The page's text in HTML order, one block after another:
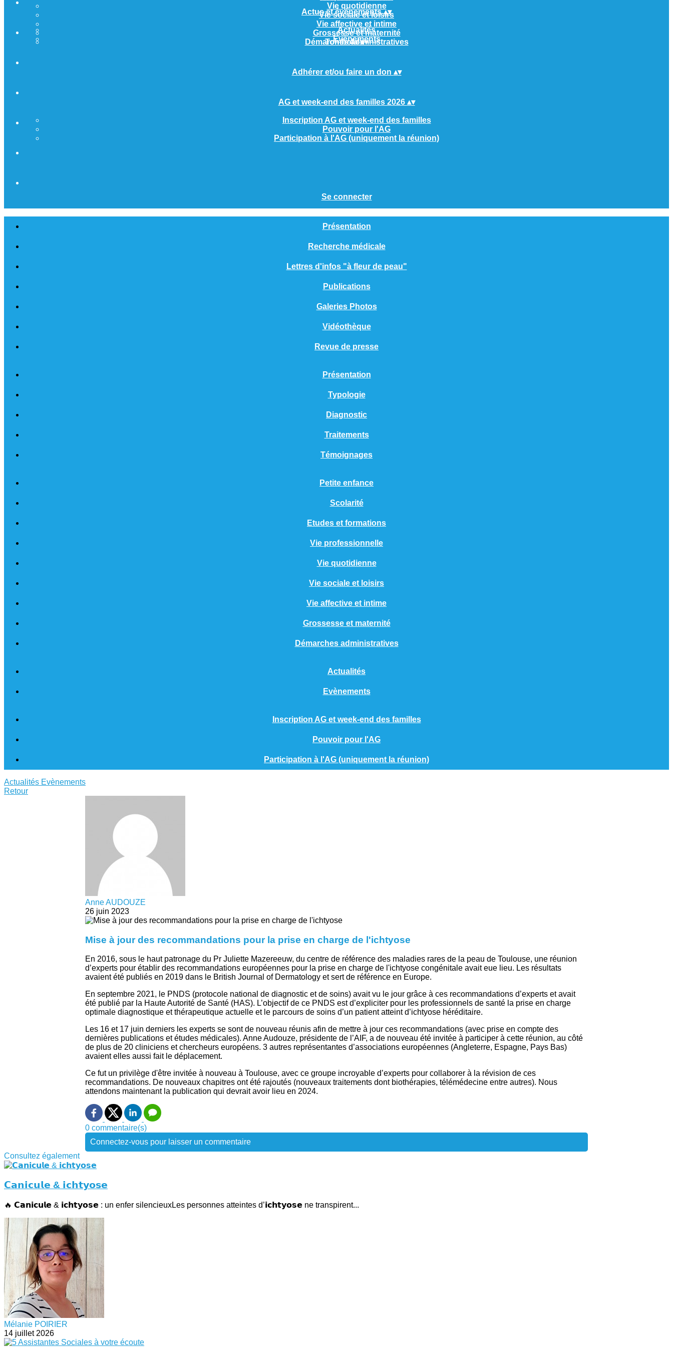
Vie quotidienne
Vie sociale et loisirs
Vie affective et intime
Grossesse et maternité
Démarches administratives
Actus et événements▴▾
Actualités
Evènements
Tombola▴▾
Adhérer et/ou faire un don ▴▾
AG et week-end des familles 2026 ▴▾
Inscription AG et week-end des familles
Pouvoir pour l'AG
Participation à l'AG (uniquement la réunion)
Se connecter
Présentation
Recherche médicale
Lettres d'infos "à fleur de peau"
Publications
Galeries Photos
Vidéothèque
Revue de presse
Présentation
Typologie
Diagnostic
Traitements
Témoignages
Petite enfance
Scolarité
Etudes et formations
Vie professionnelle
Vie quotidienne
Vie sociale et loisirs
Vie affective et intime
Grossesse et maternité
Démarches administratives
Actualités
Evènements
Inscription AG et week-end des familles
Pouvoir pour l'AG
Participation à l'AG (uniquement la réunion)
Actualités Evènements
Retour
Anne AUDOUZE
26 juin 2023
Mise à jour des recommandations pour la prise en charge de l'ichtyose
En 2016, sous le haut patronage du Pr Juliette Mazereeuw, du centre de référence des maladies rares de la peau de Toulouse, une réunion
d’experts pour établir des recommandations européennes pour la prise en charge de l'ichtyose congénitale avait eue lieu. Les résultats
avaient été publiés en 2019 dans le British Journal of Dermatology et sert de référence en Europe.
En septembre 2021, le PNDS (protocole national de diagnostic et de soins) avait vu le jour grâce à ces recommandations d’experts et avait
été publié par la Haute Autorité de Santé (HAS). L’objectif de ce PNDS est d’expliciter pour les professionnels de santé la prise en charge
optimale diagnostique et thérapeutique actuelle et le parcours de soins d’un patient atteint d’ichtyose héréditaire.
Les 16 et 17 juin derniers les experts se sont de nouveau réunis afin de mettre à jour ces recommandations (avec prise en compte des
dernières publications et études médicales). Anne Audouze, présidente de l’AIF, a de nouveau été invitée à participer à cette réunion, au côté
de plus de 20 cliniciens et chercheurs européens. 3 autres représentantes d’associations européennes (Angleterre, Espagne, Pays Bas)
avaient elles aussi fait le déplacement.
Ce fut un privilège d'être invitée à nouveau à Toulouse, avec ce groupe incroyable d’experts pour collaborer à la révision de ces
recommandations. De nouveaux chapitres ont été rajoutés (nouveaux traitements dont biothérapies, télémédecine entre autres). Nous
attendons maintenant la publication qui devrait avoir lieu en 2024.
0 commentaire(s)
Connectez-vous pour laisser un commentaire
Consultez également
𝗖𝗮𝗻𝗶𝗰𝘂𝗹𝗲 & 𝗶𝗰𝗵𝘁𝘆𝗼𝘀𝗲
🔥 𝗖𝗮𝗻𝗶𝗰𝘂𝗹𝗲 & 𝗶𝗰𝗵𝘁𝘆𝗼𝘀𝗲 : un enfer silencieuxLes personnes atteintes d’𝗶𝗰𝗵𝘁𝘆𝗼𝘀𝗲 ne transpirent...
Mélanie POIRIER
14 juillet 2026